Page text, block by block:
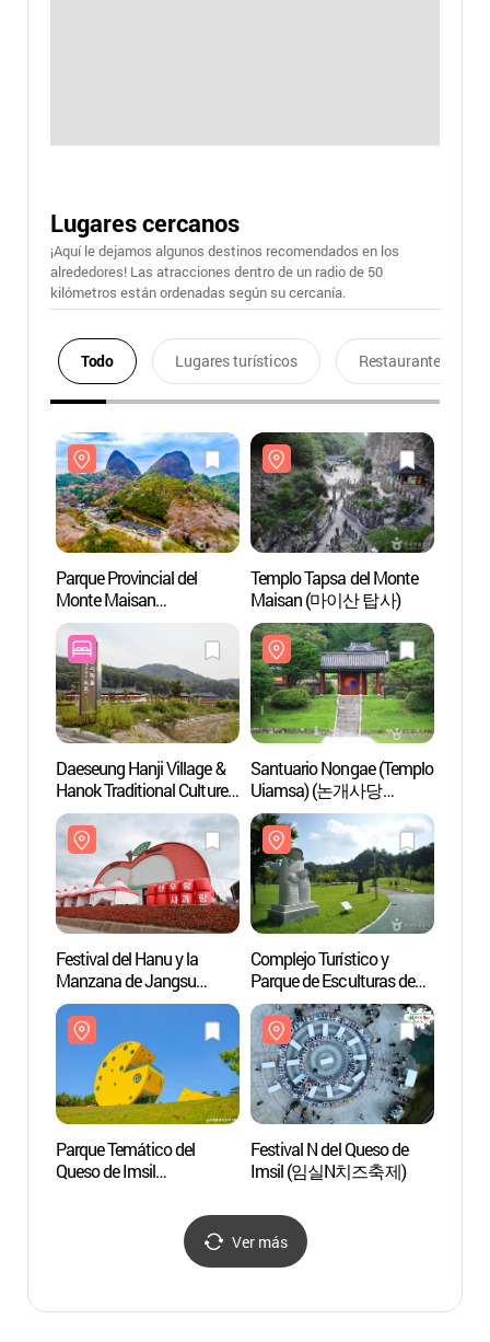
Lugares cercanos
¡Aquí le dejamos algunos destinos recomendados en los
alrededores! Las atracciones dentro de un radio de 50
kilómetros están ordenadas según su cercanía.
Todo Lugares turísticos Restaurantes
Parque Provincial del
Monte Maisan
(마이산도립공원)
Templo Tapsa del Monte
Maisan (마이산 탑사)
Daeseung Hanji Village &
Hanok Traditional Culture
Experience Center
(대승한지마을한옥전통
문화체험관)
Santuario Nongae (Templo
Uiamsa) (논개사당
(의암사))
Festival del Hanu y la
Manzana de Jangsu
(장수한우랑사과랑축제)
Complejo Turístico y
Parque de Esculturas de
Saseondae (사선대관광지
&조각공원)
Parque Temático del
Queso de Imsil
Festival N del Queso de
Imsil (임실N치즈축제)
Ver más